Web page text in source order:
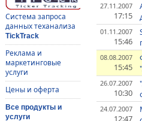
Система запроса
данных теханализа
TickTrack
Реклама и
маркетинговые
услуги
Цены и оферта
Все продукты и
услуги
27.11.2007
17:15
01.11.2007
15:46
08.08.2007
15:45
26.07.2007
10:30
24.07.2007
12:47